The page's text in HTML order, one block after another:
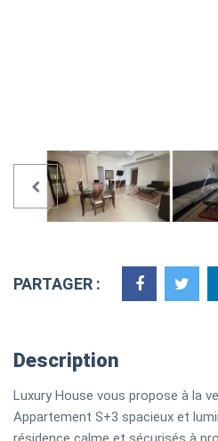
PARTAGER :
Description
Luxury House vous propose à la
Appartement S+3 spacieux et